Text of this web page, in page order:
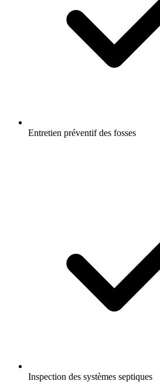
Entretien préventif des fosses
Inspection des systèmes septiques